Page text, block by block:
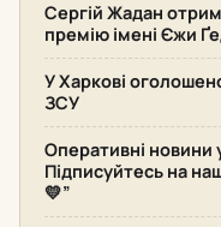
Сергій Жадан
премію імені Єжи
У Харкові
ЗСУ
Оперативні новини
Підписуйтесь на
💛”